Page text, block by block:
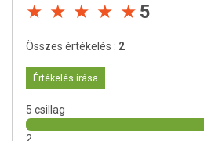
5
Összes értékelés : 2
Értékelés írása
5 csillag